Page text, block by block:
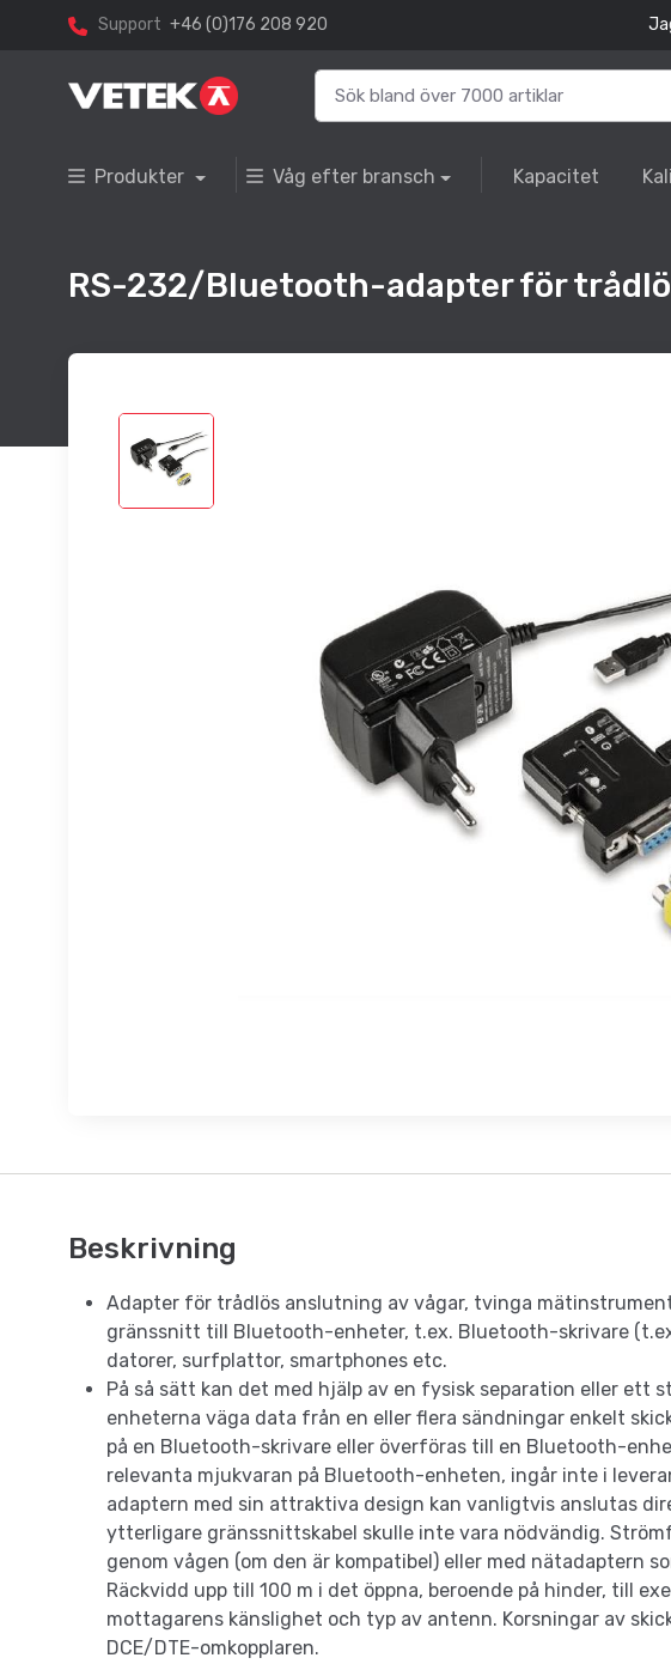
Support +46 (0)176 208 920
Produkter Våg efter bransch Kapacitet
RS-232/Bluetooth-adapter för
Beskrivning
Adapter för trådlös anslutning av vågar, tvinga
gränssnitt till Bluetooth-enheter, t.ex. Bluetooth-skrivare (t.ex.
datorer, surfplattor, smartphones etc.
På så sätt kan det med hjälp av en fysisk separation eller ett
enheterna väga data från en eller flera sändningar enkelt
på en Bluetooth-skrivare eller överföras till en Bluetooth-
relevanta mjukvaran på Bluetooth-enheten, ingår inte i
adaptern med sin attraktiva design kan vanligtvis anslutas
ytterligare gränssnittskabel skulle inte vara nödvändig.
genom vågen (om den är kompatibel) eller med nätadaptern
Räckvidd upp till 100 m i det öppna, beroende på hinder, till
mottagarens känslighet och typ av antenn. Korsningar av
DCE/DTE-omkopplaren.